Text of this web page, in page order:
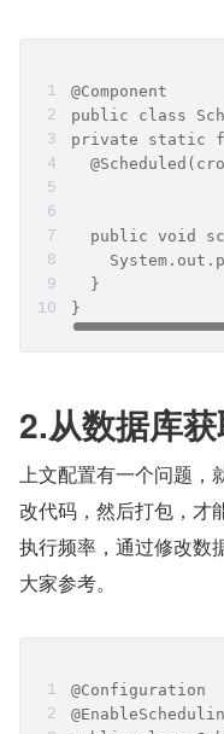
@Component
public class
private static
public void
  }
}
2.从数据库
上文配置有一个问题，
改代码，然后打包，才
执行频率，通过修改数
大家参考。
@Configuration